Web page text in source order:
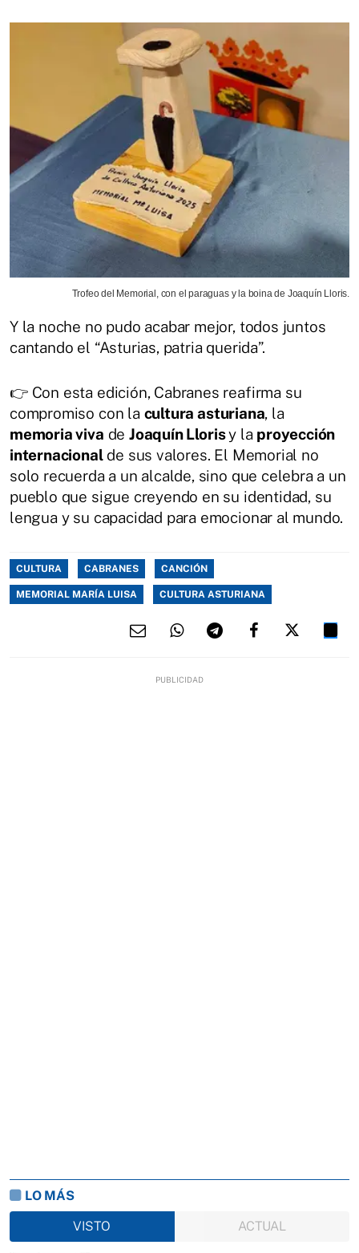
Trofeo del Memorial, con el paraguas y la boina de Joaquín Lloris.
Y la noche no pudo acabar mejor, todos juntos
cantando el “Asturias, patria querida”.
👉 Con esta edición, Cabranes reafirma su
compromiso con la cultura asturiana, la
memoria viva de Joaquín Llorisy la proyección
internacionalde sus valores. El Memorial no
solo recuerda a un alcalde, sino que celebra a un
pueblo que sigue creyendo en su identidad, su
lengua y su capacidad para emocionar al mundo.
CULTURA CABRANES CANCIÓN
MEMORIAL MARÍA LUISA CULTURA ASTURIANA
LO MÁS
VISTO
ACTUAL